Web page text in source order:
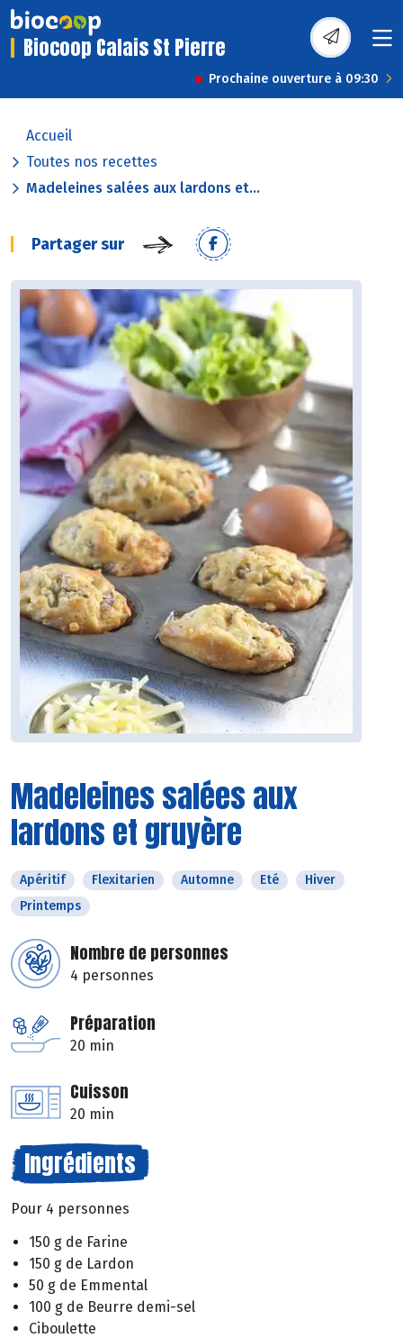
Biocoop Calais St Pierre
Prochaine ouverture à 09:30
Accueil
Toutes nos recettes
Madeleines salées aux lardons et...
Partager sur
Madeleines salées aux
lardons et gruyère
Apéritif Flexitarien Automne Eté
Hiver
Printemps
Nombre de personnes
4 personnes
Préparation
20 min
Cuisson
20 min
Ingrédients
Pour 4 personnes
150 g de Farine
150 g de Lardon
50 g de Emmental
100 g de Beurre demi-sel
Ciboulette